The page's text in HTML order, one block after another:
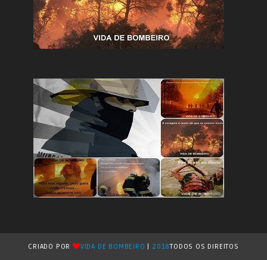
CRIADO POR VIDA DE BOMBEIRO 2018TODOS OS DIREITOS